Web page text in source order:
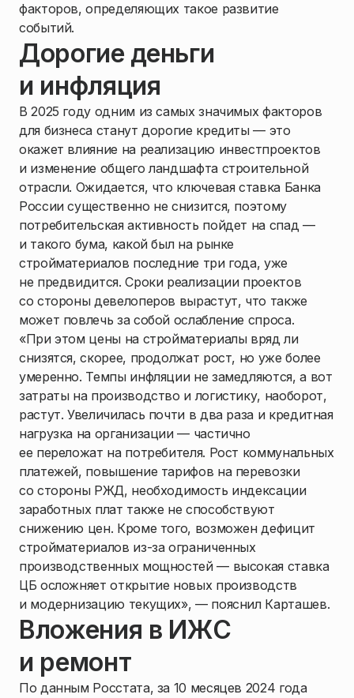
факторов, определяющих такое развитие
событий.
Дорогие деньги
и инфляция
В 2025 году одним из самых значимых факторов
для бизнеса станут дорогие кредиты — это
окажет влияние на реализацию инвестпроектов
и изменение общего ландшафта строительной
отрасли. Ожидается, что ключевая ставка Банка
России существенно не снизится, поэтому
потребительская активность пойдет на спад —
и такого бума, какой был на рынке
стройматериалов последние три года, уже
не предвидится. Сроки реализации проектов
со стороны девелоперов вырастут, что также
может повлечь за собой ослабление спроса.
«При этом цены на стройматериалы вряд ли
снизятся, скорее, продолжат рост, но уже более
умеренно. Темпы инфляции не замедляются, а вот
затраты на производство и логистику, наоборот,
растут. Увеличилась почти в два раза и кредитная
нагрузка на организации — частично
ее переложат на потребителя. Рост коммунальных
платежей, повышение тарифов на перевозки
со стороны РЖД, необходимость индексации
заработных плат также не способствуют
снижению цен. Кроме того, возможен дефицит
стройматериалов из-за ограниченных
производственных мощностей — высокая ставка
ЦБ осложняет открытие новых производств
и модернизацию текущих», — пояснил Карташев.
Вложения в ИЖС
и ремонт
По данным Росстата, за 10 месяцев 2024 года